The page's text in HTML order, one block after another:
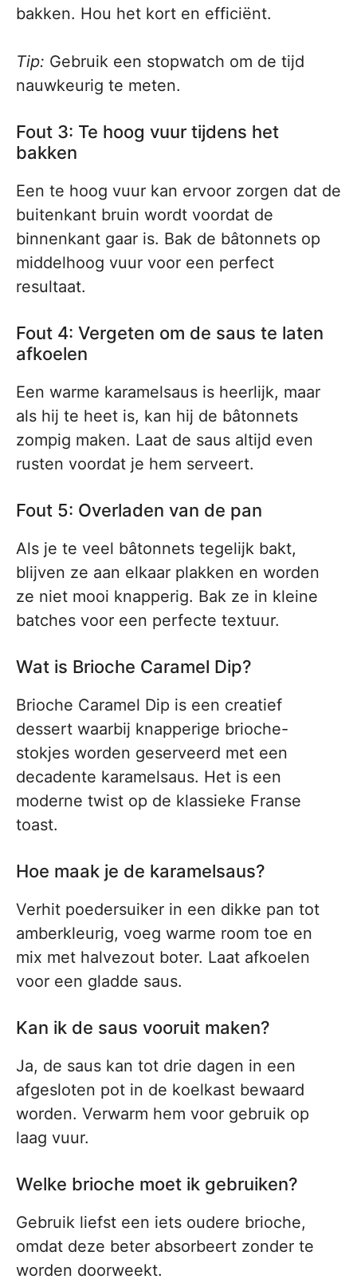
bakken. Hou het kort en efficiënt.
Tip: Gebruik een stopwatch om de tijd
nauwkeurig te meten.
Fout 3: Te hoog vuur tijdens het
bakken
Een te hoog vuur kan ervoor zorgen dat de
buitenkant bruin wordt voordat de
binnenkant gaar is. Bak de bâtonnets op
middelhoog vuur voor een perfect
resultaat.
Fout 4: Vergeten om de saus te laten
afkoelen
Een warme karamelsaus is heerlijk, maar
als hij te heet is, kan hij de bâtonnets
zompig maken. Laat de saus altijd even
rusten voordat je hem serveert.
Fout 5: Overladen van de pan
Als je te veel bâtonnets tegelijk bakt,
blijven ze aan elkaar plakken en worden
ze niet mooi knapperig. Bak ze in kleine
batches voor een perfecte textuur.
Wat is Brioche Caramel Dip?
Brioche Caramel Dip is een creatief
dessert waarbij knapperige brioche-
stokjes worden geserveerd met een
decadente karamelsaus. Het is een
moderne twist op de klassieke Franse
toast.
Hoe maak je de karamelsaus?
Verhit poedersuiker in een dikke pan tot
amberkleurig, voeg warme room toe en
mix met halvezout boter. Laat afkoelen
voor een gladde saus.
Kan ik de saus vooruit maken?
Ja, de saus kan tot drie dagen in een
afgesloten pot in de koelkast bewaard
worden. Verwarm hem voor gebruik op
laag vuur.
Welke brioche moet ik gebruiken?
Gebruik liefst een iets oudere brioche,
omdat deze beter absorbeert zonder te
worden doorweekt.